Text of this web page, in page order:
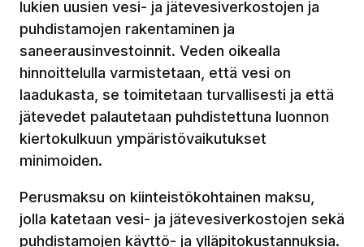
lukien uusien vesi- ja jätevesiverkostojen ja
puhdistamojen rakentaminen ja
saneerausinvestoinnit. Veden oikealla
hinnoittelulla varmistetaan, että vesi on
laadukasta, se toimitetaan turvallisesti ja että
jätevedet palautetaan puhdistettuna luonnon
kiertokulkuun ympäristövaikutukset
minimoiden.
Perusmaksu on kiinteistökohtainen maksu,
jolla katetaan vesi- ja jätevesiverkostojen sekä
puhdistamojen käyttö- ja ylläpitokustannuksia.